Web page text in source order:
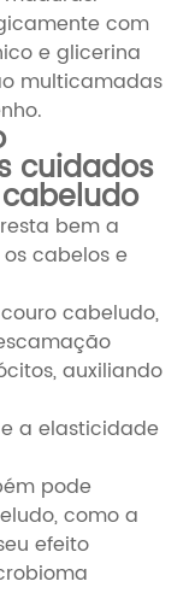
com
e glicerina
multicamadas
cuidados
bem a
cabelos e
cabeludo,
auxiliando
a elasticidade
pode
como a
efeito